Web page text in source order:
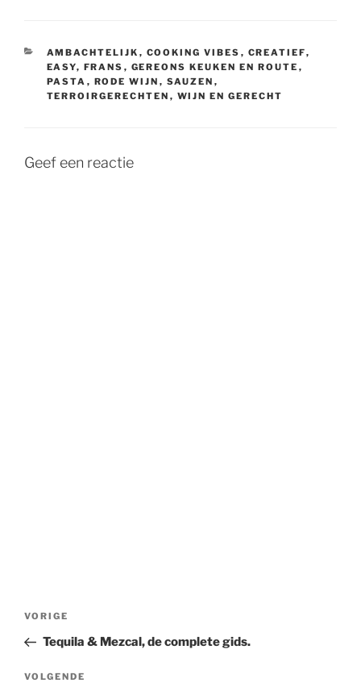
CATEGORIEËN
AMBACHTELIJK , COOKING VIBES , CREATIEF,
EASY, FRANS , GEREONS KEUKEN EN ROUTE ,
PASTA , RODE WIJN , SAUZEN ,
TERROIRGERECHTEN , WIJN EN GERECHT
Geef een reactie
Bericht
Vorig
bericht
VORIGE
Tequila & Mezcal, de complete gids.
Volgend
VOLGENDE